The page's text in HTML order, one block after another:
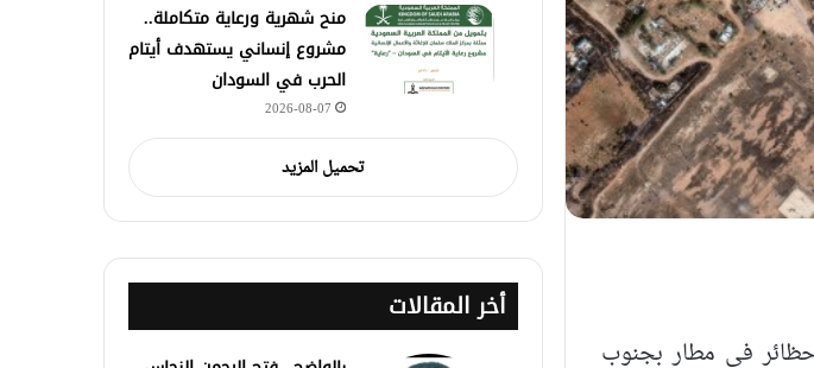
في مطار بجنوب
منح شهرية ورعاية متكاملة..
مشروع إنساني يستهدف أيتام
الحرب في السودان
2026-08-07
تحميل المزيد
أخر المقالات